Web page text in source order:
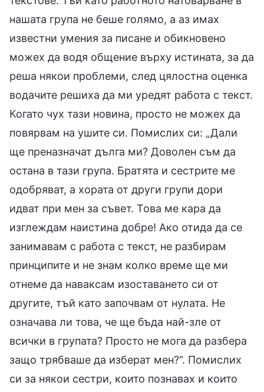
нашата група не беше голямо, а аз имах
известни умения за писане и обикновено
можех да водя общение върху истината, за да
реша някои проблеми, след цялостна оценка
водачите решиха да ми уредят работа с текст.
Когато чух тази новина, просто не можех да
повярвам на ушите си. Помислих си: „Дали
ще преназначат дълга ми? Доволен съм да
остана в тази група. Братята и сестрите ме
одобряват, а хората от други групи дори
идват при мен за съвет. Това ме кара да
изглеждам наистина добре! Ако отида да се
занимавам с работа с текст, не разбирам
принципите и не знам колко време ще ми
отнеме да наваксам изоставането си от
другите, тъй като започвам от нулата. Не
означава ли това, че ще бъда най-зле от
всички в групата? Просто не мога да разбера
защо трябваше да изберат мен?“. Помислих
си за някои сестри, които познавах и които